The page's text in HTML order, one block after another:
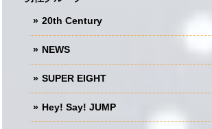
20th Century
NEWS
SUPER EIGHT
Hey! Say! JUMP